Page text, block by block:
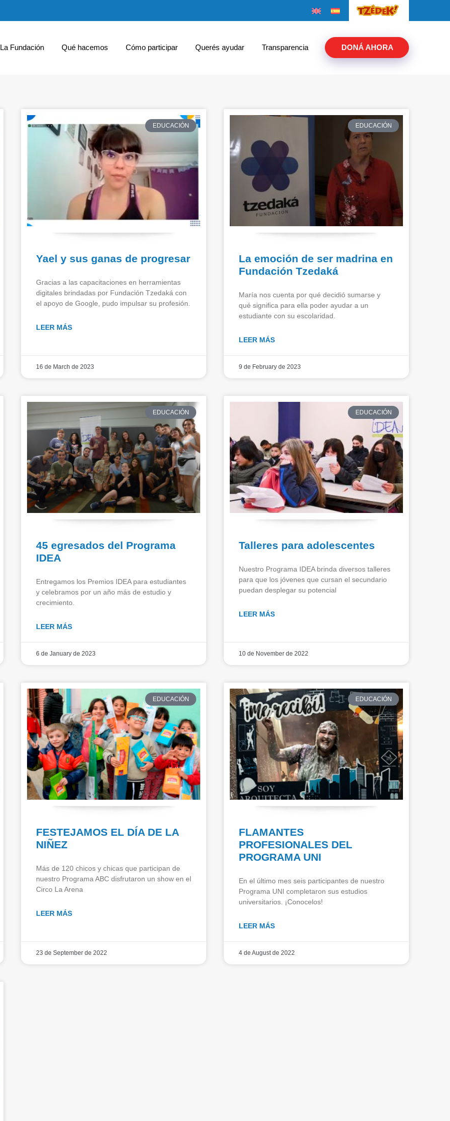
La Fundación Qué hacemos Cómo participar Querés ayudar Transparencia DONÁ AHORA
EDUCACIÓN
Yael y sus ganas de progresar
Gracias a las capacitaciones en herramientas
digitales brindadas por Fundación Tzedaká con
el apoyo de Google, pudo impulsar su profesión.
LEER MÁS
16 de March de 2023
EDUCACIÓN
La emoción de ser madrina en
Fundación Tzedaká
María nos cuenta por qué decidió sumarse y
qué significa para ella poder ayudar a un
estudiante con su escolaridad.
LEER MÁS
9 de February de 2023
EDUCACIÓN
45 egresados del Programa
IDEA
Entregamos los Premios IDEA para estudiantes
y celebramos por un año más de estudio y
crecimiento.
LEER MÁS
6 de January de 2023
EDUCACIÓN
Talleres para adolescentes
Nuestro Programa IDEA brinda diversos talleres
para que los jóvenes que cursan el secundario
puedan desplegar su potencial
LEER MÁS
10 de November de 2022
EDUCACIÓN
FESTEJAMOS EL DÍA DE LA
NIÑEZ
Más de 120 chicos y chicas que participan de
nuestro Programa ABC disfrutaron un show en el
Circo La Arena
LEER MÁS
23 de September de 2022
EDUCACIÓN
FLAMANTES
PROFESIONALES DEL
PROGRAMA UNI
En el último mes seis participantes de nuestro
Programa UNI completaron sus estudios
universitarios. ¡Conocelos!
LEER MÁS
4 de August de 2022